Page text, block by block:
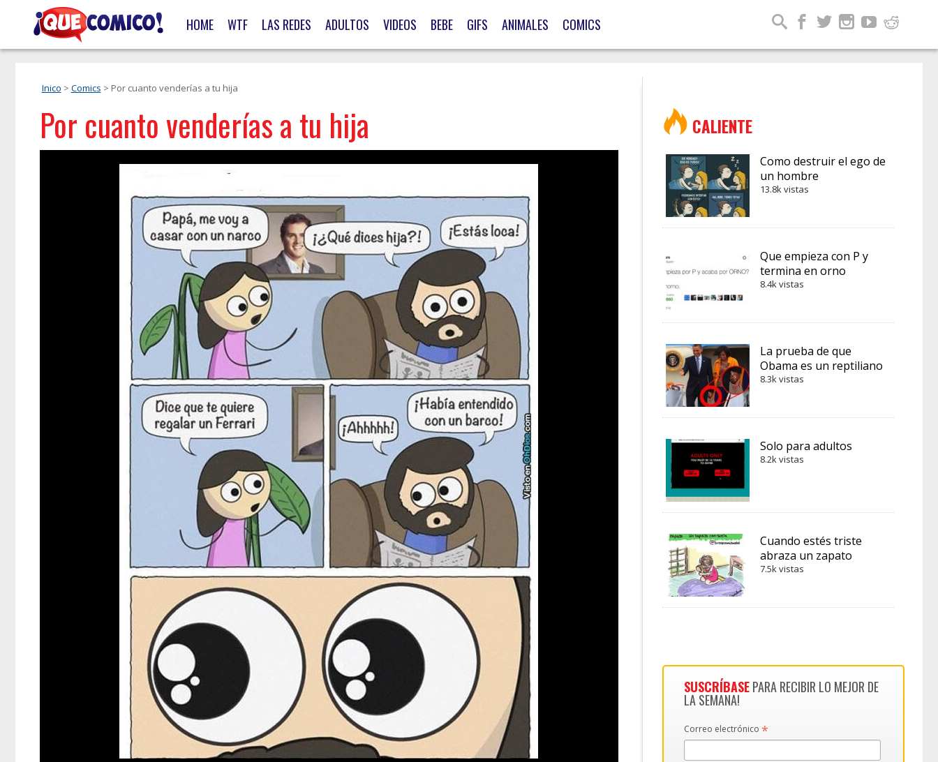
HOME WTF LAS REDES ADULTOS VIDEOS BEBE GIFS ANIMALES COMICS
Inico > Comics > Por cuanto venderías a tu hija
Por cuanto venderías a tu hija CALIENTE
Como destruir el ego de
un hombre
13.8k vistas
Que empieza con P y
termina en orno
8.4k vistas
La prueba de que
Obama es un reptiliano
8.3k vistas
Solo para adultos
8.2k vistas
Cuando estés triste
abraza un zapato
7.5k vistas
SUSCRÍBASEPARA RECIBIR LO MEJOR DE
LA SEMANA!
Correo electrónico *